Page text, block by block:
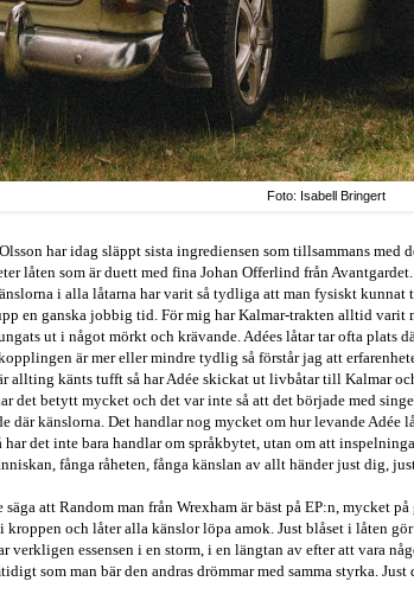
Foto: Isabell Bringert
har idag släppt sista ingrediensen som tillsammans med
låten som är duett med fina Johan Offerlind från
i alla låtarna har varit så tydliga att man fysiskt kunnat
en ganska jobbig tid. För mig har Kalmar-trakten alltid varit
ut i något mörkt och krävande. Adées låtar tar ofta plats
är mer eller mindre tydlig så förstår jag att
allting känts tufft så har Adée skickat ut livbåtar till Kalmar
det betytt mycket och det var inte så att det började med
där känslorna. Det handlar nog mycket om hur levande Adée
har det inte bara handlar om språkbytet, utan om att
fånga råheten, fånga känslan av allt händer just dig,
säga att Random man från Wrexham är bäst på EP:n, mycket
kroppen och låter alla känslor löpa amok. Just blåset i låten gör
verkligen essensen i en storm, i en längtan av efter att vara
som man bär den andras drömmar med samma styrka.